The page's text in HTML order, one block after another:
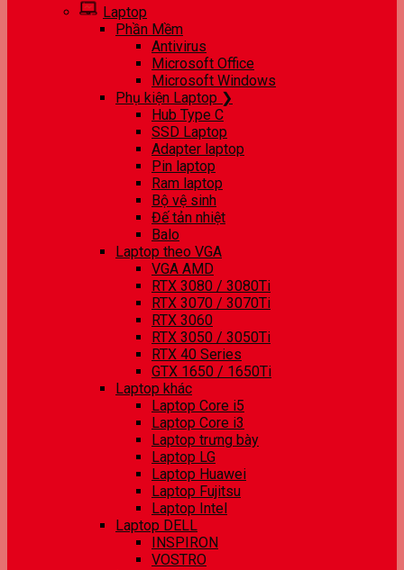
Laptop
Phần Mềm
Antivirus
Microsoft Office
Microsoft Windows
Phụ kiện Laptop ❯
Hub Type C
SSD Laptop
Adapter laptop
Pin laptop
Ram laptop
Bộ vệ sinh
Đế tản nhiệt
Balo
Laptop theo VGA
VGA AMD
RTX 3080 / 3080Ti
RTX 3070 / 3070Ti
RTX 3060
RTX 3050 / 3050Ti
RTX 40 Series
GTX 1650 / 1650Ti
Laptop khác
Laptop Core i5
Laptop Core i3
Laptop trưng bày
Laptop LG
Laptop Huawei
Laptop Fujitsu
Laptop Intel
Laptop DELL
INSPIRON
VOSTRO